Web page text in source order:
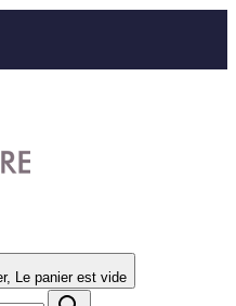
Afficher/Masquer le panier, Le panier est vide